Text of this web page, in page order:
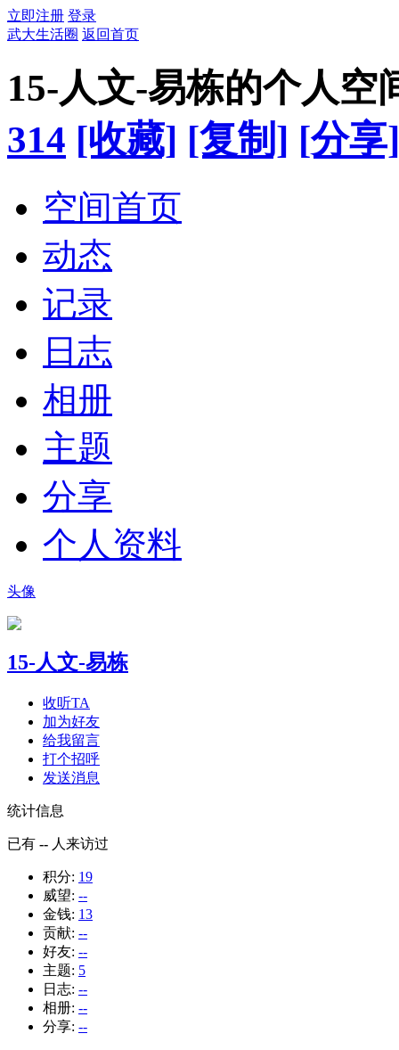
立即注册 登录
武大生活圈 返回首页
15-人文-易栋的个人空
314 [收藏] [复制] [分享]
空间首页
动态
记录
日志
相册
主题
分享
个人资料
头像
15-人文-易栋
收听TA
加为好友
给我留言
打个招呼
发送消息
统计信息
已有 -- 人来访过
积分: 19
威望: --
金钱: 13
贡献: --
好友: --
主题: 5
日志: --
相册: --
分享: --